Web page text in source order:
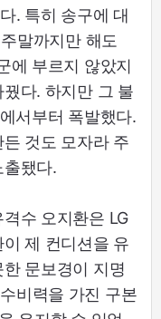
. 특히 송구에 대
말까지만 해도
에 부르지 않았지
다. 하지만 그 불
서부터 폭발했다.
것도 모자라 주
됐다.
수 오지환은 LG
제 컨디션을 유
문보경이 지명
비력을 가진 구본